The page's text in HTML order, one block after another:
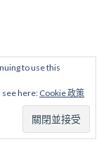
to use this
see here: Cookie 政策